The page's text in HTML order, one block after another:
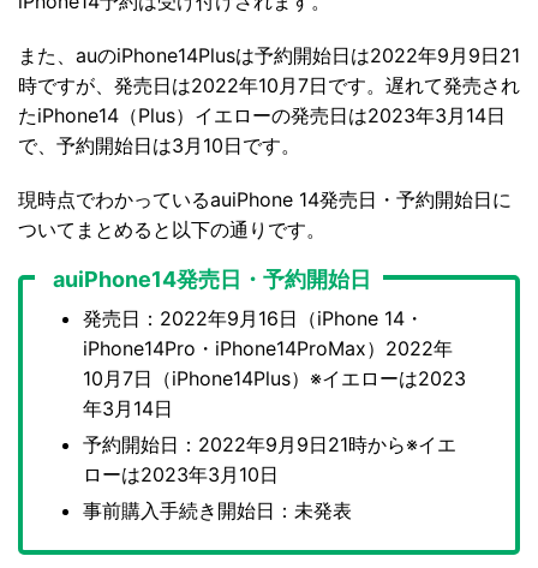
また、auのiPhone14Plusは予約開始日は2022年9月9日21
時ですが、発売日は2022年10月7日です。遅れて発売され
たiPhone14（Plus）イエローの発売日は2023年3月14日
で、予約開始日は3月10日です。
現時点でわかっているauiPhone 14発売日・予約開始日に
ついてまとめると以下の通りです。
auiPhone14発売日・予約開始日
発売日：2022年9月16日（iPhone 14・
iPhone14Pro・iPhone14ProMax）2022年
10月7日（iPhone14Plus）※イエローは2023
年3月14日
予約開始日：2022年9月9日21時から※イエ
ローは2023年3月10日
事前購入手続き開始日：未発表